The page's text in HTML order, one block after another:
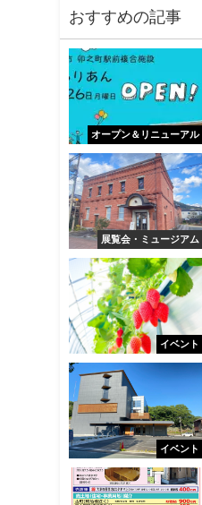
おすすめの記事
オープン＆リニューアル
展覧会・ミュージアム
イベント
イベント